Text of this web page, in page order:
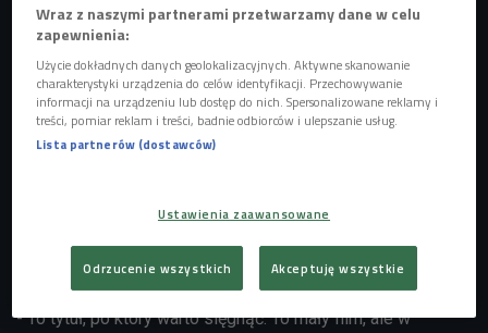
Kontrowersje wokół Oscarów i premiery filmowe
Festiwalu w Wenecji w 2019 roku. Polska premiera miała
się odbyć w marcu, jednak pandemia pokrzyżowała plany
dystrybutorów.
- To tytuł, po który warto sięgnąć. To mały film, ale w
Wraz z naszymi partnerami przetwarzamy dane w celu
zapewnienia:
Użycie dokładnych danych geolokalizacyjnych. Aktywne skanowanie
charakterystyki urządzenia do celów identyfikacji. Przechowywanie
informacji na urządzeniu lub dostęp do nich. Spersonalizowane reklamy i
treści, pomiar reklam i treści, badnie odbiorców i ulepszanie usług.
Lista partnerów (dostawców)
Ustawienia zaawansowane
Odrzucenie wszystkich Akceptuję wszystkie